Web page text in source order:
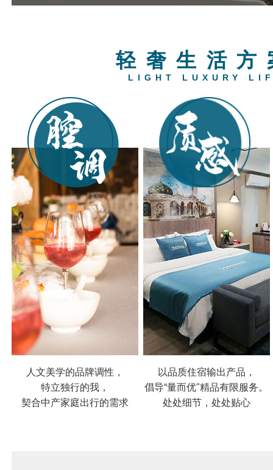
轻奢生活方
LIGHT LUXURY
人文美学的品牌调性，
特立独行的我，
契合中产家庭出行的需求
以品质住宿输出产品，
倡导“量而优"精品有限服务。
处处细节，处处贴心